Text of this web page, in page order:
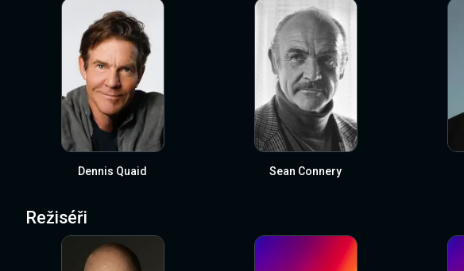
Dennis Quaid Sean Connery
Režiséři